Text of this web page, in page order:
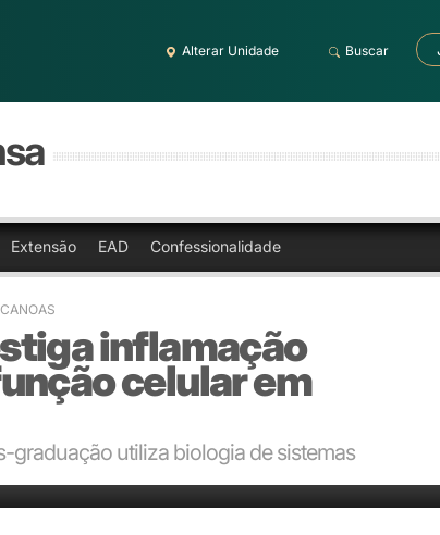
Alterar Unidade Buscar
Extensão EAD Confessionalidade
inflamação
celular em
graduação utiliza biologia de sistemas